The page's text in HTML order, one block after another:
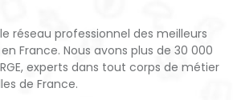
réseau professionnel des meilleurs
France. Nous avons plus de 30 000
experts dans tout corps de métier
de France.